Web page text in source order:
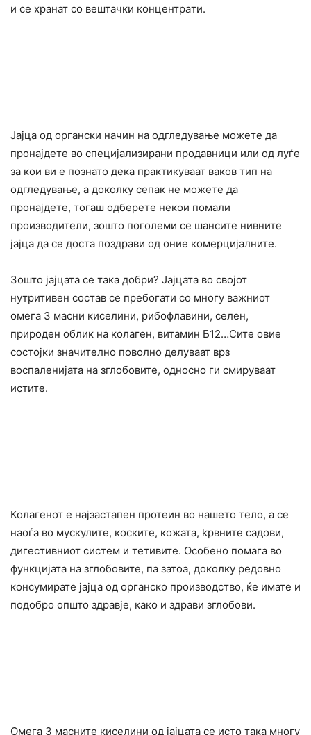
и се хpaнат со вeштaчки концентpaти.
Јајца од органски начин на одгледување можете да
пронајдете во специјализирани продавници или од луѓе
за кои ви е познато дека практикуваат ваков тип на
одгледување, а доколку сепак не можете да
пронајдете, тогаш одберете некои помали
производители, зошто поголеми се шансите нивните
јајца да се доста поздрави од оние комерцијалните.
Зошто јајцата се така добри? Јајцата во својот
нутритивен состав се пребогати со многу важниот
омега 3 масни киселини, рибофлавини, селен,
природен облик на колаген, витамин Б12…Сите овие
состојки значително поволно делуваат врз
воспаленијата на зглобовите, односно ги cмиpyваат
истите.
Колагенот е најзастапен протеин во нашето тело, а се
наоѓа во мускулите, коските, кожата, kpвните садови,
дигестивниот систем и тетивите. Особено помага во
функцијата на зглобовите, па затоа, доколку редовно
конcyмирате јајца од органско производство, ќе имате и
подобро општо здравје, како и здрави зглобови.
Омега 3 масните киселини од јајцата се исто така многу